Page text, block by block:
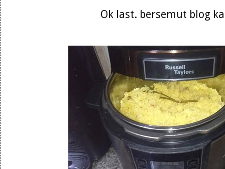
Ok last. bersemut blog